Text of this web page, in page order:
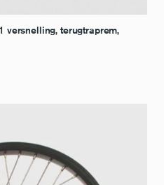
versnelling, terugtraprem,